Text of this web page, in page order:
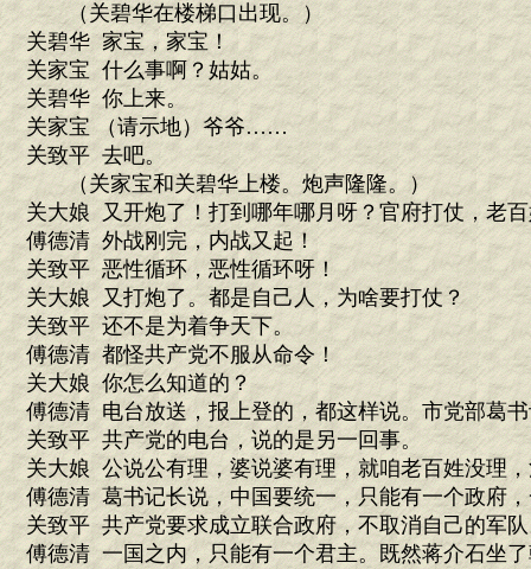
（关碧华在楼梯口出现。）
关碧华 家宝，家宝！
关家宝 什么事啊？姑姑。
关碧华 你上来。
关家宝 （请示地）爷爷……
关致平 去吧。
（关家宝和关碧华上楼。炮声隆隆。）
关大娘 又开炮了！打到哪年哪月呀？官府打仗，老
傅德清 外战刚完，内战又起！
关致平 恶性循环，恶性循环呀！
关大娘 又打炮了。都是自己人，为啥要打仗？
关致平 还不是为着争天下。
傅德清 都怪共产党不服从命令！
关大娘 你怎么知道的？
傅德清 电台放送，报上登的，都这样说。市党部葛
关致平 共产党的电台，说的是另一回事。
关大娘 公说公有理，婆说婆有理，就咱老百姓没理
傅德清 葛书记长说，中国要统一，只能有一个政府
关致平 共产党要求成立联合政府，不取消自己的军
傅德清 一国之内，只能有一个君主。既然蒋介石坐